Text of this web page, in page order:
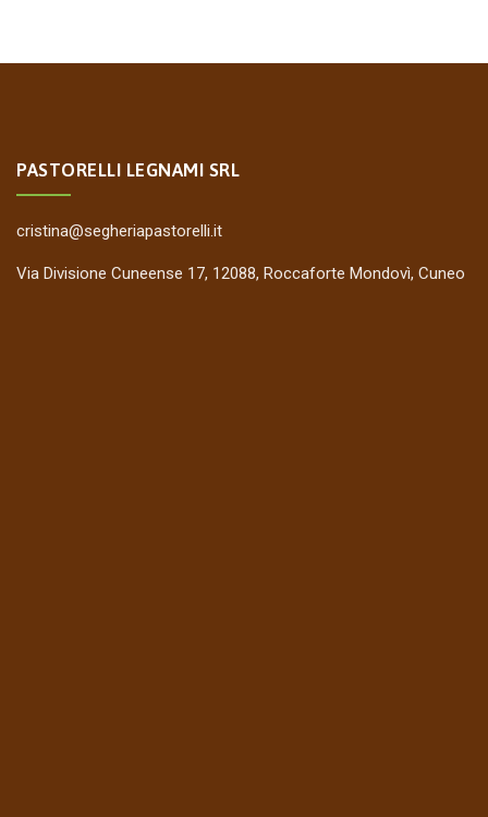
PASTORELLI LEGNAMI SRL
cristina@segheriapastorelli.it
Via Divisione Cuneense 17, 12088, Roccaforte Mondovì, Cuneo